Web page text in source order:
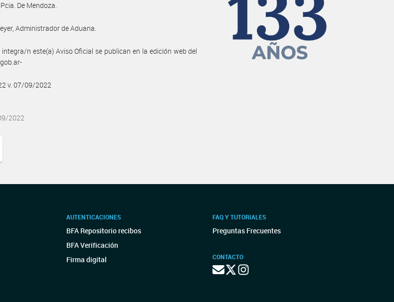
De Mendoza.
Administrador de Aduana.
n este(a) Aviso Oficial se publican en la edición web del
v. 07/09/2022
2022
AUTENTICACIONES
BFA Repositorio recibos
BFA Verificación
Firma digital
FAQ Y TUTORIALES
Preguntas Frecuentes
CONTACTO